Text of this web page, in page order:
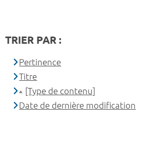
TRIER PAR :
Pertinence
Titre
[Type de contenu]
Date de dernière modification